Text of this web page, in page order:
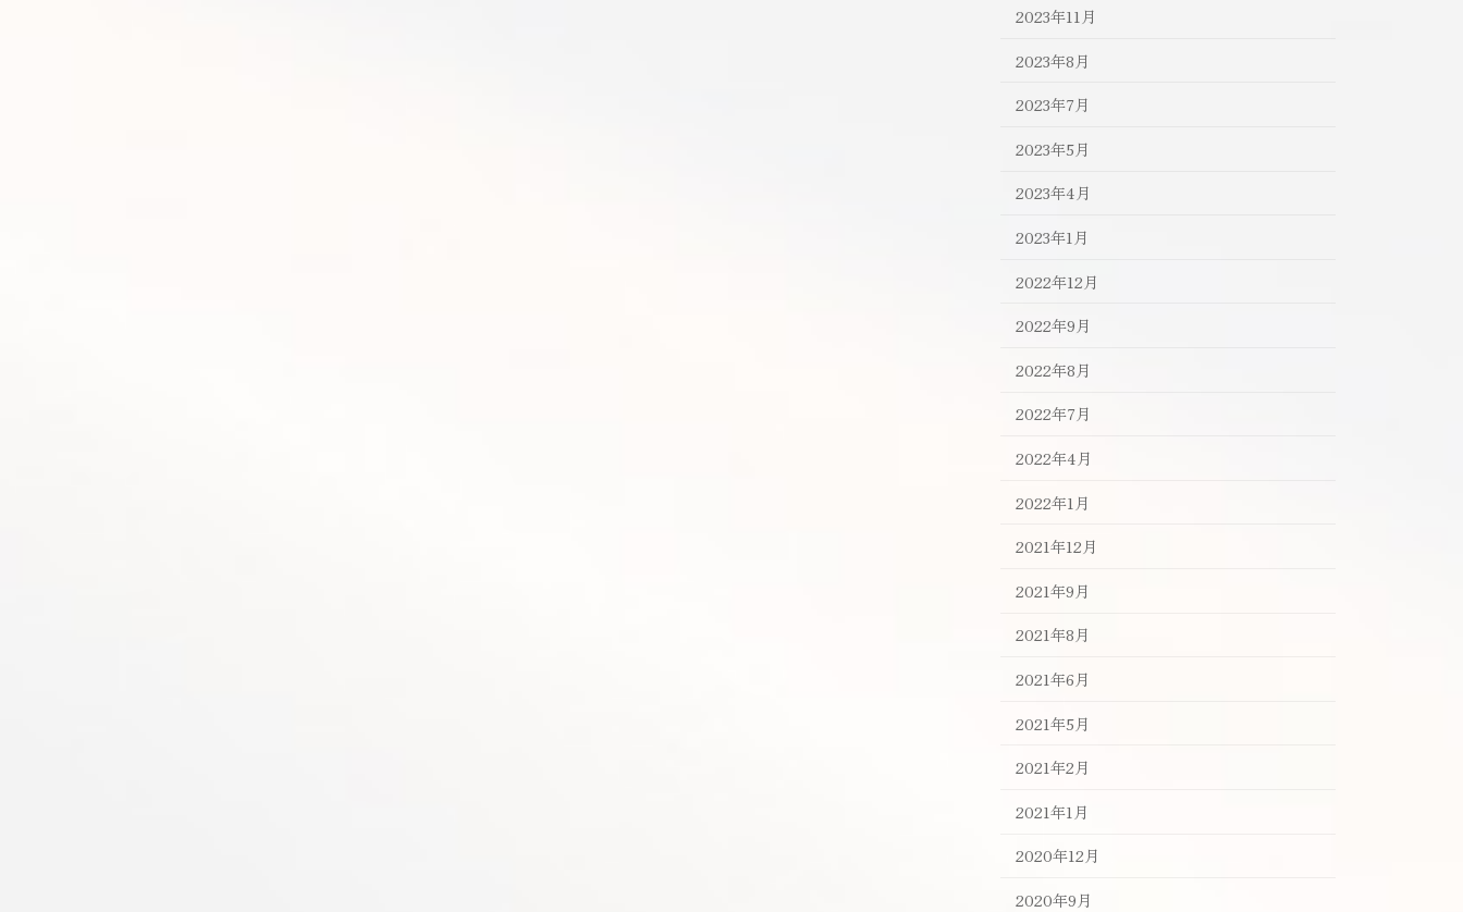
2023年11月
2023年8月
2023年7月
2023年5月
2023年4月
2023年1月
2022年12月
2022年9月
2022年8月
2022年7月
2022年4月
2022年1月
2021年12月
2021年9月
2021年8月
2021年6月
2021年5月
2021年2月
2021年1月
2020年12月
2020年9月